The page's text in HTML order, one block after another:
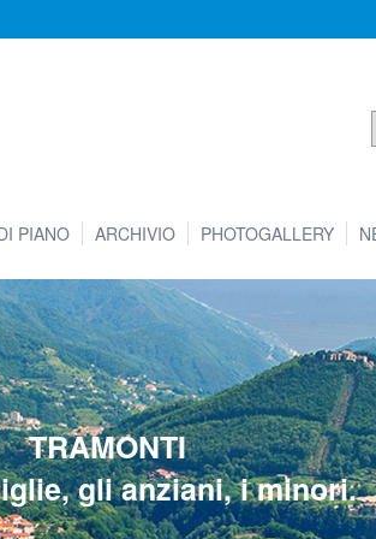
PIANO ARCHIVIO PHOTOGALLERY
TRAMONTI
gli anziani, i minori.